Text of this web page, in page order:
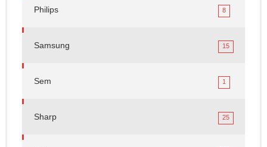
Philips 8
Samsung 15
Sem 1
Sharp 25